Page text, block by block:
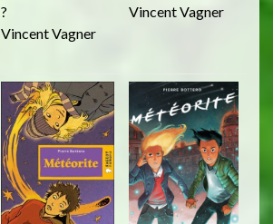
?
Vincent Vagner
Vincent Vagner